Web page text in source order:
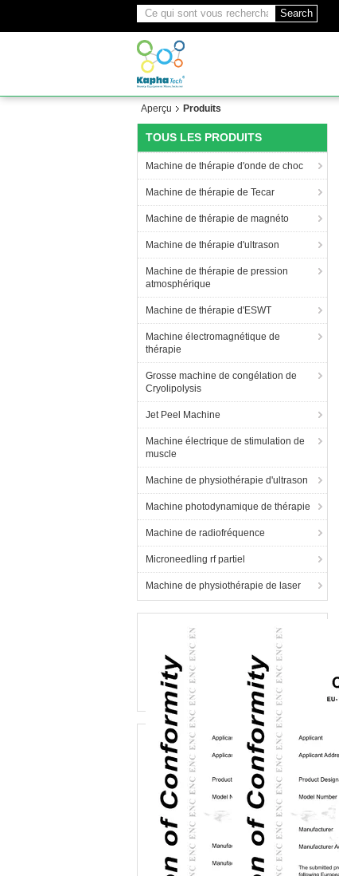
Search
Aperçu Produits
TOUS LES PRODUITS
Machine de thérapie d'onde de choc
Machine de thérapie de Tecar
Machine de thérapie de magnéto
Machine de thérapie d'ultrason
Machine de thérapie de pression
atmosphérique
Machine de thérapie d'ESWT
Machine électromagnétique de
thérapie
Grosse machine de congélation de
Cryolipolysis
Jet Peel Machine
Machine électrique de stimulation de
muscle
Machine de physiothérapie d'ultrason
Machine photodynamique de thérapie
Machine de radiofréquence
Microneedling rf partiel
Machine de physiothérapie de laser